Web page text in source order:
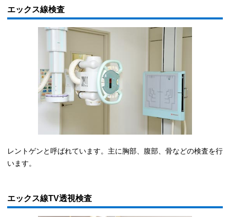
エックス線検査
レントゲンと呼ばれています。主に胸部、腹部、骨などの検査を行
います。
エックス線TV透視検査